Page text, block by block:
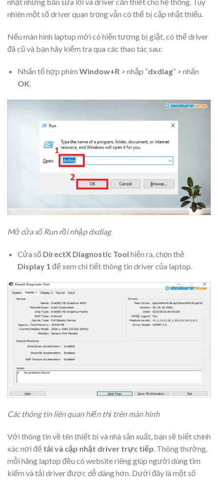
nhiên một số driver quan trọng vẫn có thể bị cập nhật thiếu.
Nếu màn hình laptop mới có hiện tượng bị giật, có thể driver
đã cũ và bạn hãy kiểm tra qua các thao tác sau:
Nhấn tổ hợp phím Window+R > nhập “dxdiag” > nhấn
OK.
Mở cửa sổ Run rồi nhập dxdiag
Cửa sổDirectX Diagnostic Tool hiện ra, chọn thẻ
Display 1 để xem chi tiết thông tin driver của laptop.
Các thông tin liên quan hiển thị trên màn hình
Với thông tin về tên thiết bị và nhà sản xuất, bạn sẽ biết chính
xác nơi để tải và cập nhật driver trực tiếp. Thông thường,
mỗi hãng laptop đều có website riêng giúp người dùng tìm
kiếm và tải driver được dễ dàng hơn. Dưới đây là một số